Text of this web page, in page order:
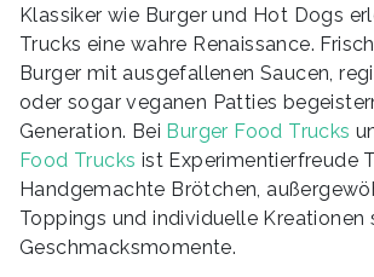
Klassiker wie Burger und Hot Dogs
Trucks eine wahre Renaissance.
Burger mit ausgefallenen Saucen,
oder sogar veganen Patties
Generation. Bei Burger Food Trucks
Food Trucks ist Experimentierfreude
Handgemachte Brötchen,
Toppings und individuelle Kreationen
Geschmacksmomente.